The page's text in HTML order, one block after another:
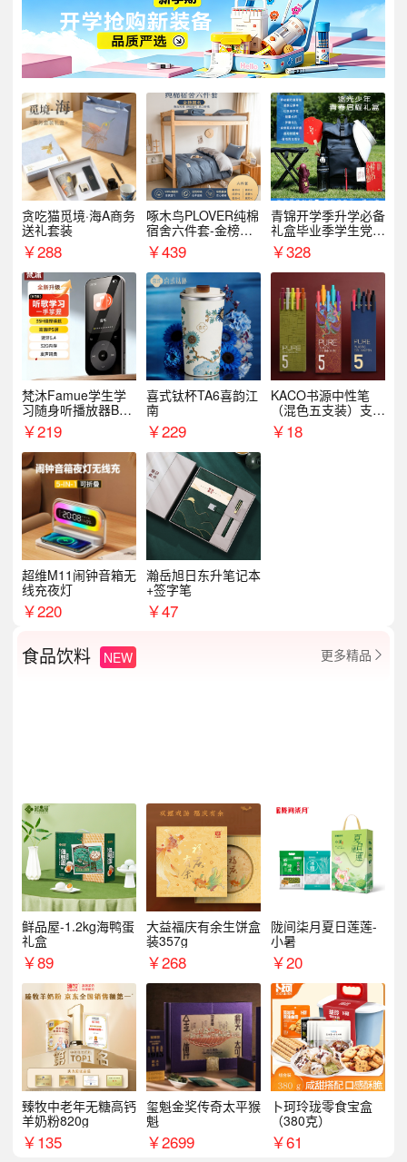
贪吃猫觅境·海A商务
送礼套装
￥288
啄木鸟PLOVER纯棉
宿舍六件套-金榜题
名
￥439
青锦开学季升学必备
礼盒毕业季学生党户
外出行备考装备礼品
￥328
梵沐Famue学生学
习随身听播放器BL1
5（64G）
￥219
喜式钛杯TA6喜韵江
南
￥229
KACO书源中性笔
（混色五支装）支持
logo定制
￥18
超维M11闹钟音箱无
线充夜灯
￥220
瀚岳旭日东升笔记本
+签字笔
￥47
食品饮料 NEW 更多精品 
鲜品屋-1.2kg海鸭蛋
礼盒
￥89
大益福庆有余生饼盒
装357g
￥268
陇间柒月夏日莲莲-
小暑
￥20
臻牧中老年无糖高钙
羊奶粉820g
￥135
玺魁金奖传奇太平猴
魁
￥2699
卜珂玲珑零食宝盒
（380克）
￥61